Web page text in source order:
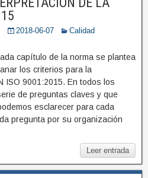
2018-06-07
Calidad
capítulo de la norma se plantea
los criterios para la
ISO 9001:2015. En todos los
de preguntas claves y que
esclarecer para cada
pregunta por su organización
Leer entrada